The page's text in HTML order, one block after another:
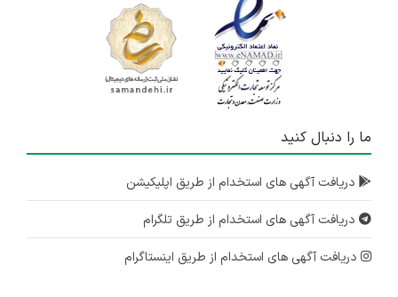
ما را دنبال کنید
دریافت آگهی های استخدام از طریق اپلیکیشن
دریافت آگهی های استخدام از طریق تلگرام
دریافت آگهی های استخدام از طریق اینستاگرام